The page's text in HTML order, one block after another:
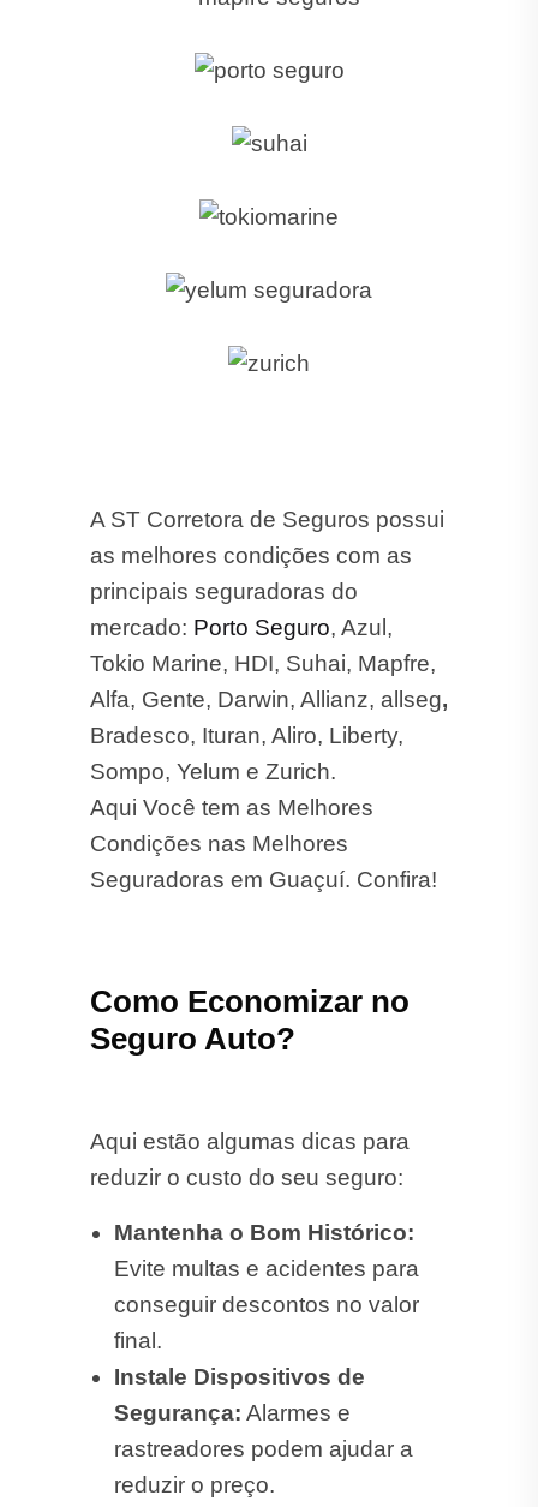
A ST Corretora de Seguros possui
as melhores condições com as
principais seguradoras do
mercado: Porto Seguro, Azul,
Tokio Marine, HDI, Suhai, Mapfre,
Alfa, Gente, Darwin, Allianz, allseg,
Bradesco, Ituran, Aliro, Liberty,
Sompo, Yelum e Zurich.
Aqui Você tem as Melhores
Condições nas Melhores
Seguradoras em Guaçuí. Confira!
Como Economizar no
Seguro Auto?
Aqui estão algumas dicas para
reduzir o custo do seu seguro:
Mantenha o Bom Histórico:
Evite multas e acidentes para
conseguir descontos no valor
final.
Instale Dispositivos de
Segurança: Alarmes e
rastreadores podem ajudar a
reduzir o preço.